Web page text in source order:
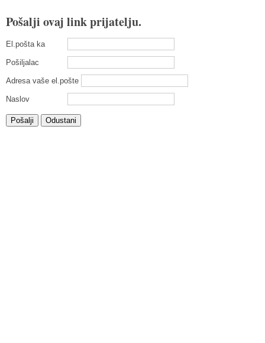
Pošalji ovaj link prijatelju.
El.pošta ka
Pošiljalac
Adresa vaše el.pošte
Naslov
Pošalji Odustani